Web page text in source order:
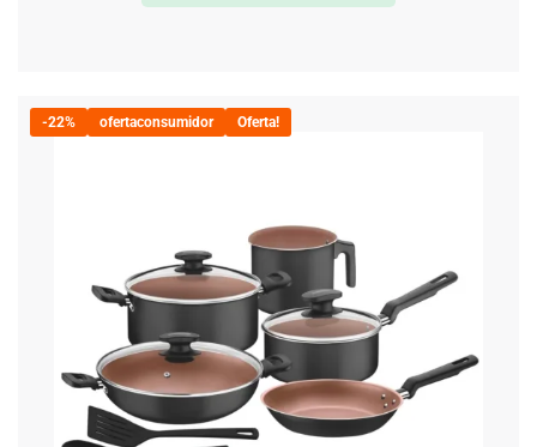
-22% ofertaconsumidor Oferta!